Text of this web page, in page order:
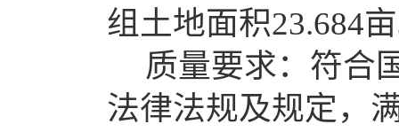
组土地面积23.684
质量要求：符合
法律法规及规定，